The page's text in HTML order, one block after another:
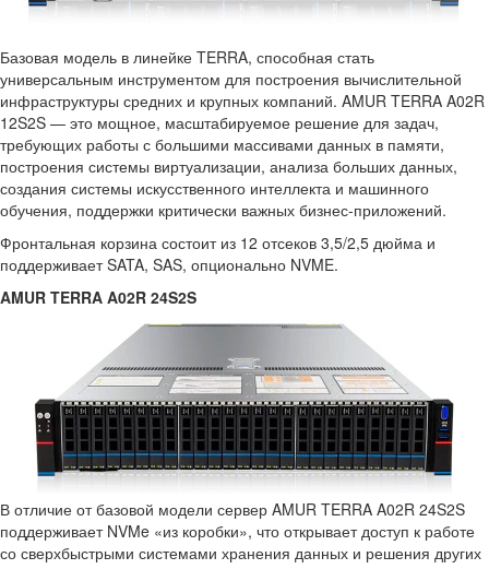
Базовая модель в линейке TERRA, способная стать
универсальным инструментом для построения вычислительной
инфраструктуры средних и крупных компаний. AMUR TERRA A02R
12S2S — это мощное, масштабируемое решение для задач,
требующих работы с большими массивами данных в памяти,
построения системы виртуализации, анализа больших данных,
создания системы искусственного интеллекта и машинного
обучения, поддержки критически важных бизнес-приложений.
Фронтальная корзина состоит из 12 отсеков 3,5/2,5 дюйма и
поддерживает SATA, SAS, опционально NVME.
AMUR TERRA A02R 24S2S
В отличие от базовой модели сервер AMUR TERRA A02R 24S2S
поддерживает NVMe «из коробки», что открывает доступ к работе
со сверхбыстрыми системами хранения данных и решения других